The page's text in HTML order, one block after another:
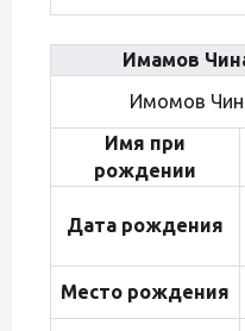
Имамов
Имомов
Имя при
рождении
Дата рождения
Место рождения